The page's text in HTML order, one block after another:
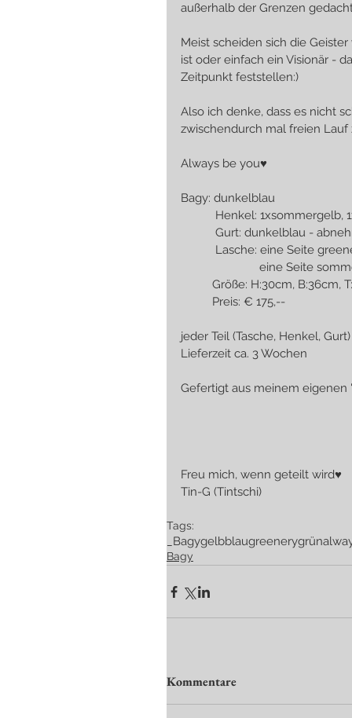
außerhalb der Grenzen
Meist scheiden sich die
ist oder einfach ein Visionär -
Zeitpunkt feststellen:)
Also ich denke, dass es nicht
zwischendurch mal freien Lauf
Always be you♥
Bagy: dunkelblau
Henkel:
Gurt: dunkelblau
Lasche: eine Seite
Größe: H:30cm,
          Preis: € 175,--
jeder Teil (Tasche, Henkel,
Lieferzeit ca. 3 Wochen
Gefertigt aus meinem eigenen
Freu mich, wenn geteilt wird♥
Tin-G (Tintschi)
Tags:
_Bagygelbblaugreenerygrün
Bagy
Kommentare